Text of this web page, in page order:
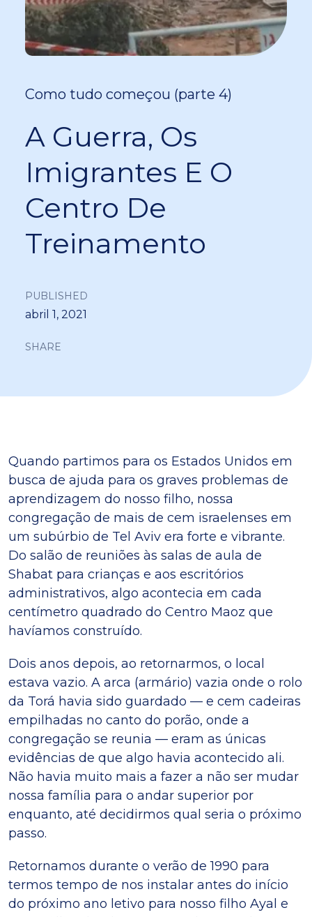
Como tudo começou (parte 4)
A Guerra, Os
Imigrantes E O
Centro De
Treinamento
PUBLISHED
abril 1, 2021
SHARE
Quando partimos para os Estados Unidos em
busca de ajuda para os graves problemas de
aprendizagem do nosso filho, nossa
congregação de mais de cem israelenses em
um subúrbio de Tel Aviv era forte e vibrante.
Do salão de reuniões às salas de aula de
Shabat para crianças e aos escritórios
administrativos, algo acontecia em cada
centímetro quadrado do Centro Maoz que
havíamos construído.
Dois anos depois, ao retornarmos, o local
estava vazio. A arca (armário) vazia onde o rolo
da Torá havia sido guardado — e cem cadeiras
empilhadas no canto do porão, onde a
congregação se reunia — eram as únicas
evidências de que algo havia acontecido ali.
Não havia muito mais a fazer a não ser mudar
nossa família para o andar superior por
enquanto, até decidirmos qual seria o próximo
passo.
Retornamos durante o verão de 1990 para
termos tempo de nos instalar antes do início
do próximo ano letivo para nosso filho Ayal e